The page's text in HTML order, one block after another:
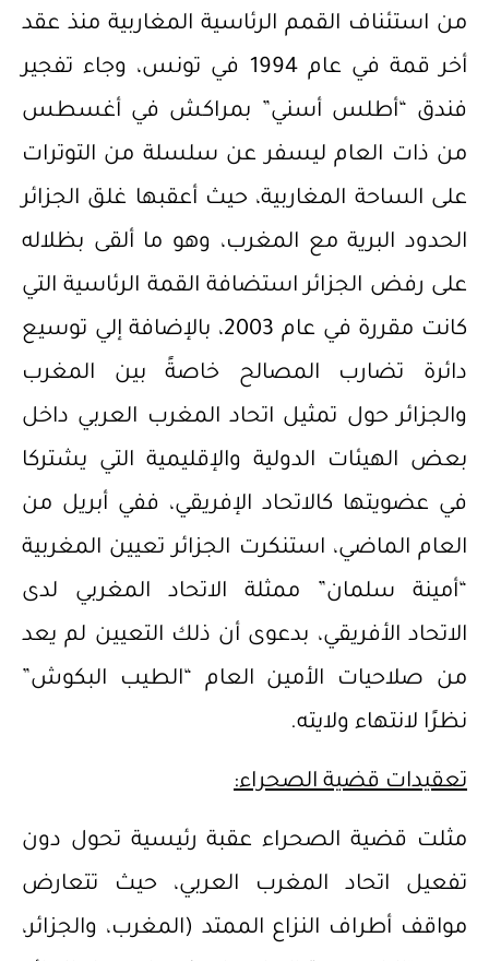
من استئناف القمم الرئاسية المغاربية منذ عقد
أخر قمة في عام 1994 في تونس، وجاء تفجير
فندق “أطلس أسني” بمراكش في أغسطس
من ذات العام ليسفر عن سلسلة من التوترات
على الساحة المغاربية، حيث أعقبها غلق الجزائر
الحدود البرية مع المغرب، وهو ما ألقى بظلاله
على رفض الجزائر استضافة القمة الرئاسية التي
كانت مقررة في عام 2003، بالإضافة إلي توسيع
دائرة تضارب المصالح خاصةً بين المغرب
والجزائر حول تمثيل اتحاد المغرب العربي داخل
بعض الهيئات الدولية والإقليمية التي يشتركا
في عضويتها كالاتحاد الإفريقي، ففي أبريل من
العام الماضي، استنكرت الجزائر تعيين المغربية
“أمينة سلمان” ممثلة الاتحاد المغربي لدى
الاتحاد الأفريقي، بدعوى أن ذلك التعيين لم يعد
من صلاحيات الأمين العام “الطيب البكوش”
نظرًا لانتهاء ولايته.
تعقيدات قضية الصحراء:
مثلت قضية الصحراء عقبة رئيسية تحول دون
تفعيل اتحاد المغرب العربي، حيث تتعارض
مواقف أطراف النزاع الممتد (المغرب، والجزائر،